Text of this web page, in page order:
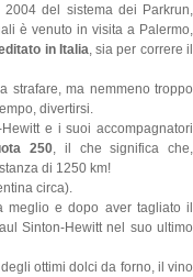
2004 del sistema dei Parkrun,
è venuto in visita a Palermo,
in Italia , sia per correre il
strafare, ma nemmeno troppo
divertirsi.
e i suoi accompagnatori
250 , il che significa che,
di 1250 km!
circa).
meglio e dopo aver tagliato il
Sinton-Hewitt nel suo ultimo
ottimi dolci da forno, il vino